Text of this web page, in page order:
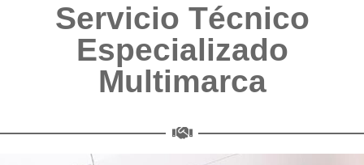
Servicio Técnico
Especializado
Multimarca